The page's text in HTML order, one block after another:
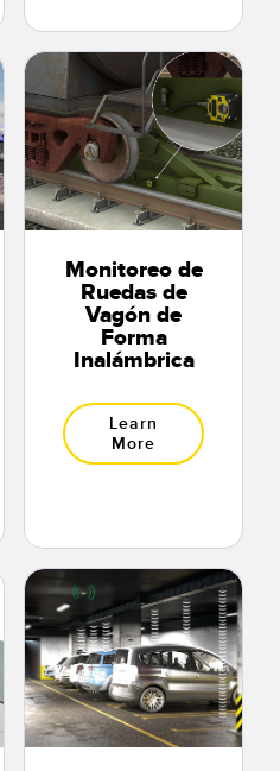
Monitoreo de
Ruedas de
Vagón de
Forma
Inalámbrica
Learn
More